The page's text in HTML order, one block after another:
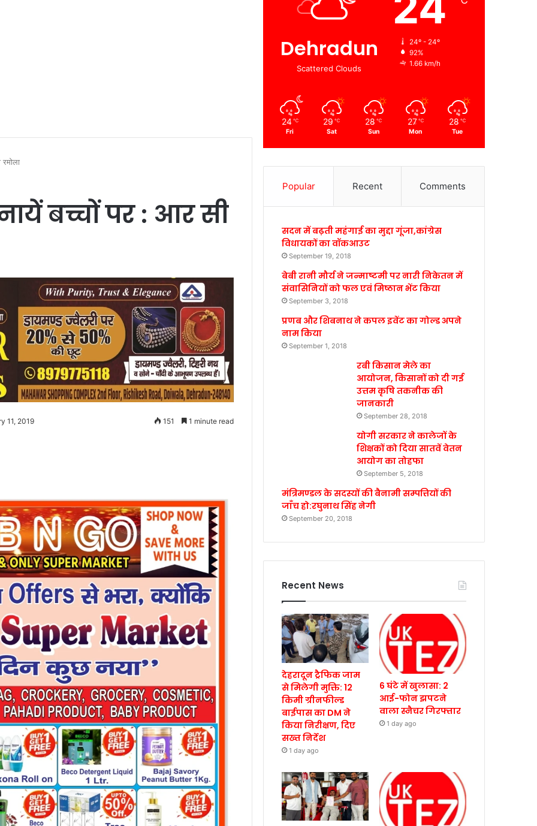
बच्चों पर : आर सी
11, 2019 151 1 minute read
Dehradun
Scattered Clouds
24º - 24º
92%
1.66 km/h
24 ℃
Fri
29 ℃
Sat
28 ℃
Sun
27 ℃
Mon
28 ℃
Tue
Popular Recent Comments
सदन में बढ़ती महंगाई का मुद्दा गूंजा,कांग्रेस
विधायकों का वॉकआउट
September 19, 2018
बेबी रानी मौर्य ने जन्माष्टमी पर नारी निकेतन में
संवासिनियों को फल एवं मिष्ठान भेंट किया
September 3, 2018
प्रणब और शिबनाथ ने कपल इवेंट का गोल्ड अपने
नाम किया
September 1, 2018
रबी किसान मेले का
आयोजन, किसानों को दी गई
उत्तम कृषि तकनीक की
जानकारी
September 28, 2018
योगी सरकार ने कालेजों के
शिक्षकों को दिया सातवें वेतन
आयोग का तोहफा
September 5, 2018
मंत्रिमण्डल के सदस्यों की बैनामी सम्पत्तियों की
जाँच हो:रघुनाथ सिंह नेगी
September 20, 2018
Recent News
देहरादून ट्रैफिक जाम
से मिलेगी मुक्ति: 12
किमी ग्रीनफील्ड
बाईपास का DM ने
किया निरीक्षण, दिए
सख्त निर्देश
1 day ago
6 घंटे में खुलासा: 2
आई-फोन झपटने
वाला स्नैचर गिरफ्तार
1 day ago